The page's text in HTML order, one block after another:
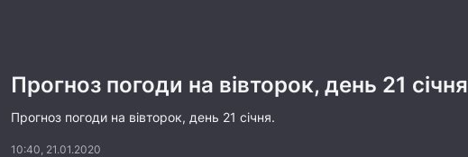
Прогноз погоди на вівторок, день 21 січня
Прогноз погоди на вівторок, день 21 січня.
10:40, 21.01.2020